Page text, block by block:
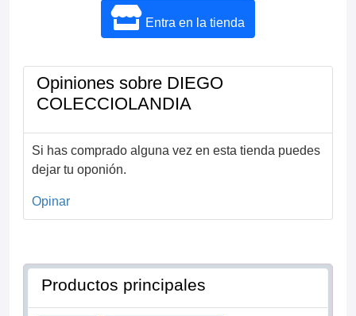
Entra en la tienda
Opiniones sobre DIEGO
COLECCIOLANDIA
Si has comprado alguna vez en esta tienda puedes
dejar tu oponión.
Opinar
Productos principales